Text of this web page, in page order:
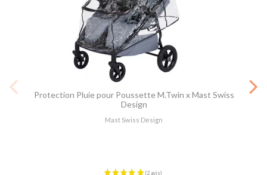
Protection Pluie pour Poussette M.Twin x Mast Swiss
Design
Mast Swiss Design